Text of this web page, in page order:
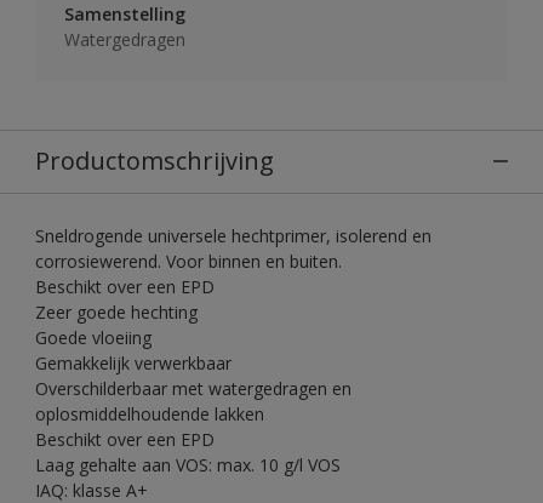
Samenstelling
Watergedragen
Productomschrijving
Sneldrogende universele hechtprimer, isolerend en
corrosiewerend. Voor binnen en buiten.
Beschikt over een EPD
Zeer goede hechting
Goede vloeiing
Gemakkelijk verwerkbaar
Overschilderbaar met watergedragen en
oplosmiddelhoudende lakken
Beschikt over een EPD
Laag gehalte aan VOS: max. 10 g/l VOS
IAQ: klasse A+